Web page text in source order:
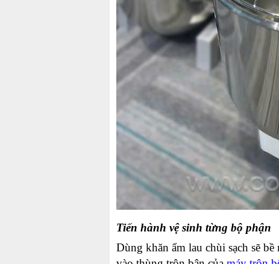
Tiến hành vệ sinh từng bộ phận
Dùng khăn ẩm lau chùi sạch sẽ